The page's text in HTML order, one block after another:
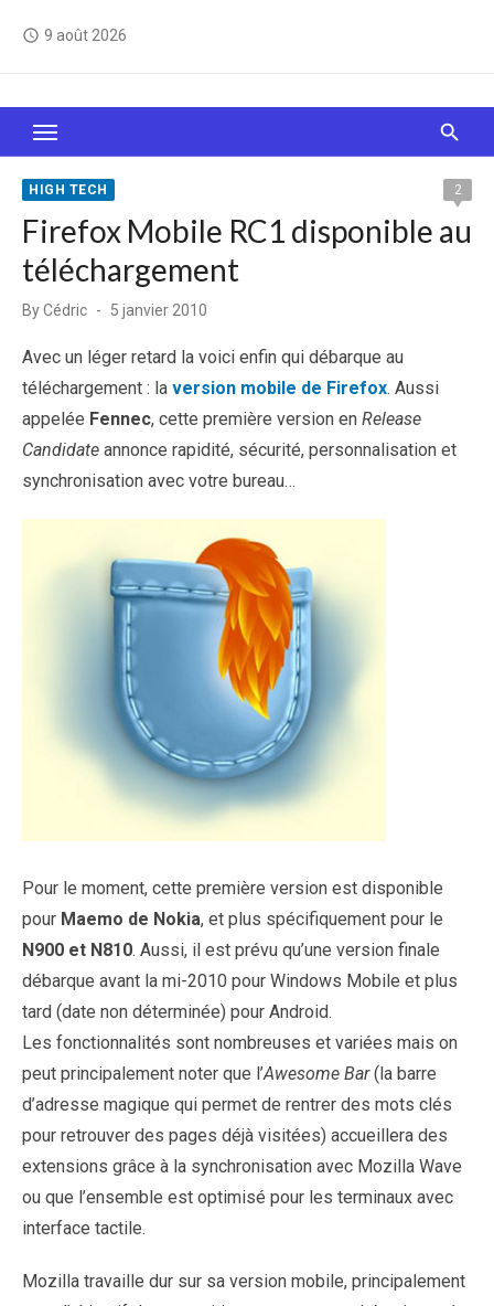
access_time 9 août 2026
Le Web, c'est comme une boîte de chocolats… On
sait jamais sur quoi on va tomber !
HIGH TECH 2
Firefox Mobile RC1 disponible au
téléchargement
ByCédric
Posted
5 janvier 2010
Avec un léger retard la voici enfin qui débarque au
téléchargement : la version mobile de Firefox. Aussi
appelée Fennec, cette première version en Release
Candidate annonce rapidité, sécurité, personnalisation et
synchronisation avec votre bureau…
Pour le moment, cette première version est disponible
pour Maemo de Nokia, et plus spécifiquement pour le
N900 et N810. Aussi, il est prévu qu’une version finale
débarque avant la mi-2010 pour Windows Mobile et plus
tard (date non déterminée) pour Android.
Les fonctionnalités sont nombreuses et variées mais on
peut principalement noter que l’Awesome Bar(la barre
d’adresse magique qui permet de rentrer des mots clés
pour retrouver des pages déjà visitées) accueillera des
extensions grâce à la synchronisation avec Mozilla Wave
ou que l’ensemble est optimisé pour les terminaux avec
interface tactile.
Mozilla travaille dur sur sa version mobile, principalement